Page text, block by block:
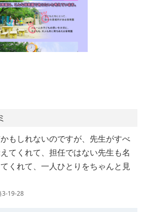
もしれないのですが、先生がすべ
てくれて、担任ではない先生も名
くれて、一人ひとりをちゃんと見
3-19-28